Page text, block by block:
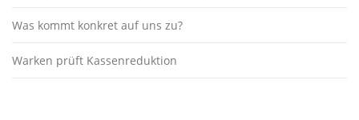
Was kommt konkret auf uns zu?
Warken prüft Kassenreduktion